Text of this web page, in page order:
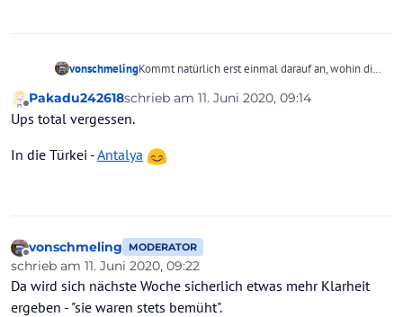
vonschmelingKommt natürlich erst einmal darauf an, wohin die
Bestimmte Destinationen außerhalb der EU
Offline
Pakadu242618schrieb am 11. Juni 2020, 09:14
zuletzt editiert von Pakadu242618
Ups total vergessen.
In die Türkei -Antalya
Offline
vonschmeling MODERATOR
schrieb am 11. Juni 2020, 09:22
zuletzt editiert von
Da wird sich nächste Woche sicherlich etwas mehr Klarheit
ergeben - "sie waren stets bemüht".